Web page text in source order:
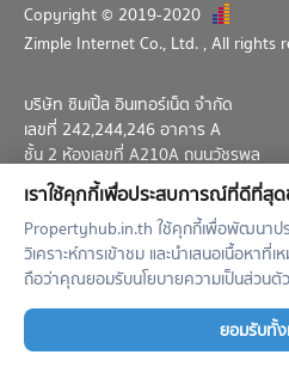
คอนโด รามคำแหง 37
0 โครงการ
คอนโดให้เช่า รามคำแหง 37
มีคอนโดให้เช่า 0 ประกาศ
ขายคอนโด รามคำแหง 37
Copyright © 2019-2020
Zimple Internet Co., Ltd. , All rights
บริษัท ซิมเปิ้ล อินเทอร์เน็ต จำกัด
เลขที่ 242,244,246 อาคาร A
ชั้น 2 ห้องเลขที่ A210A ถนนวัชรพล
แขวงท่าแร้ง เขตบางเขน กทม. 10230
02-026-3049
Term of Service
Privacy
Verified by
เราใช้คุกกี้เพื่อประสบการณ์ที่ดีที่สุ
Propertyhub.in.th ใช้คุกกี้เพื่อพัฒนา
วิเคราะห์การเข้าชม และนำเสนอเนื้อหา
ถือว่าคุณยอมรับนโยบายความเป็นส่วนตั
ยอมรับทั้